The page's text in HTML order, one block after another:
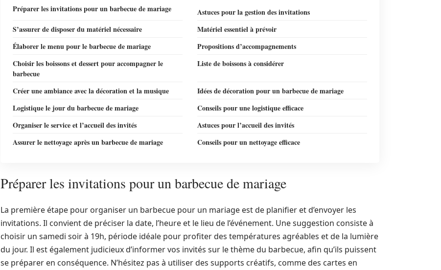
Préparer les invitations pour un barbecue de mariage
Astuces pour la gestion des invitations
S’assurer de disposer du matériel nécessaire
Matériel essentiel à prévoir
Élaborer le menu pour le barbecue de mariage
Propositions d’accompagnements
Choisir les boissons et dessert pour accompagner le
barbecue
Liste de boissons à considérer
Créer une ambiance avec la décoration et la musique
Idées de décoration pour un barbecue de mariage
Logistique le jour du barbecue de mariage
Conseils pour une logistique efficace
Organiser le service et l’accueil des invités
Astuces pour l’accueil des invités
Assurer le nettoyage après un barbecue de mariage
Conseils pour un nettoyage efficace
Préparer les invitations pour un barbecue de mariage
La première étape pour organiser un barbecue pour un mariage est de planifier et d’envoyer les
invitations. Il convient de préciser la date, l’heure et le lieu de l’événement. Une suggestion consiste à
choisir un samedi soir à 19h, période idéale pour profiter des températures agréables et de la lumière
du jour. Il est également judicieux d’informer vos invités sur le thème du barbecue, afin qu’ils puissent
se préparer en conséquence. N’hésitez pas à utiliser des supports créatifs, comme des cartes en